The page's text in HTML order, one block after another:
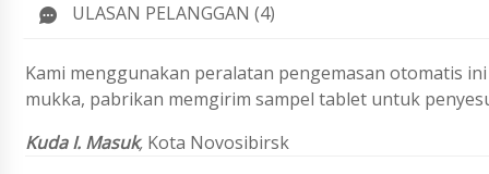
ULASAN PELANGGAN (4)
Kami menggunakan peralatan pengemasan otomatis
mukka, pabrikan memgirim sampel tablet untuk
Kuda I. Masuk, Kota Novosibirsk